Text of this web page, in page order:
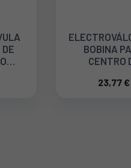
BOBINA
CENTRO
ROWENTA
23,77 €